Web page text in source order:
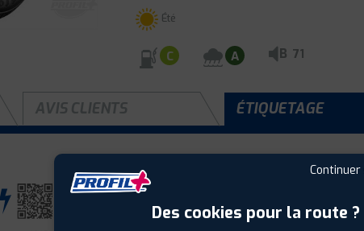
Été
C A B 71
AVIS CLIENTS ÉTIQUETAGE
Saison :Été
Non
195
Des cookies pour la route ?